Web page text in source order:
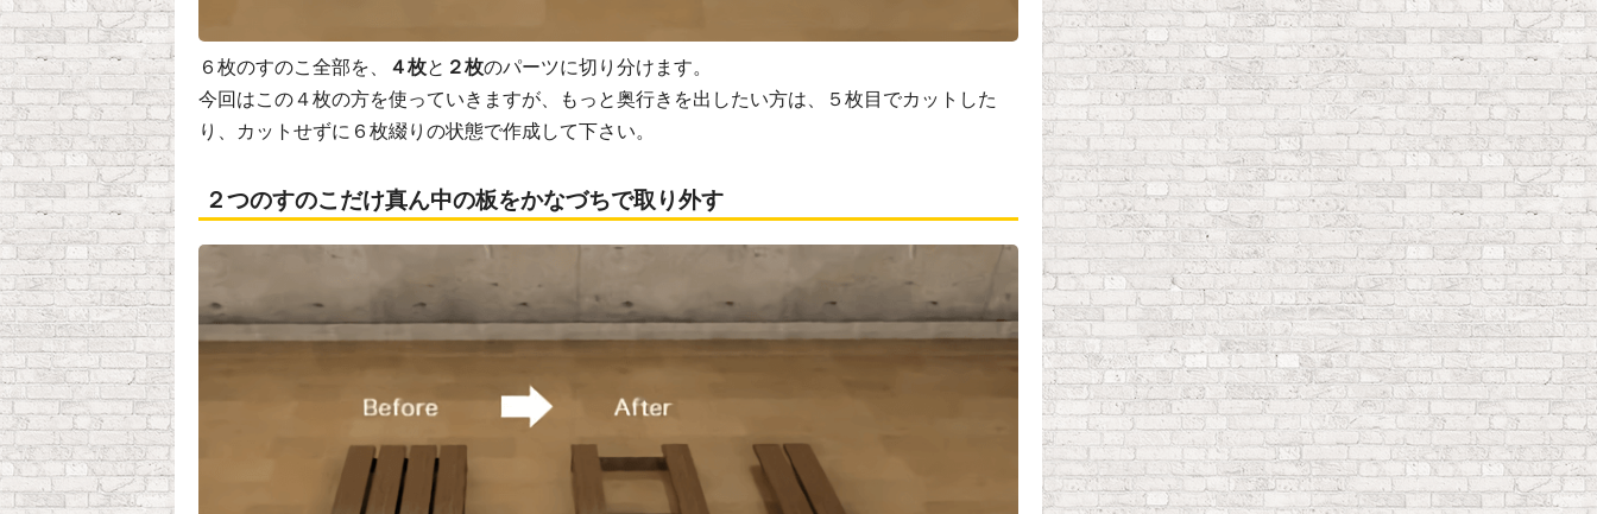
６枚のすのこ全部を、 ４枚と ２枚のパーツに切り分けます。
今回はこの４枚の方を使っていきますが、もっと奥行きを出したい方は、５枚目でカットした
り、カットせずに６枚綴りの状態で作成して下さい。
２つのすのこだけ真ん中の板をかなづちで取り外す